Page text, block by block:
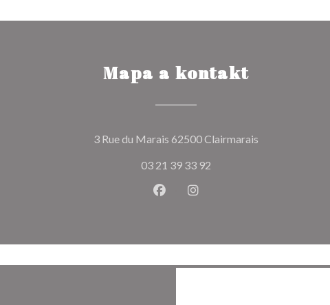
Mapa a kontakt
3 Rue du Marais 62500 Clairmarais
03 21 39 33 92
Facebook ((otevře se v novém
Instagram ((otevře se v